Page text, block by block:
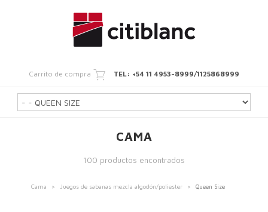
Carrito de compra TEL: +54 11 4953-8999/1125868999
CAMA
100 productos encontrados
Cama > Juegos de sabanas mezcla algodón/poliester > Queen Size